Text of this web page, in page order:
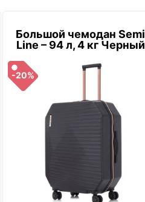
Большой чемодан Semi
Line – 94 л, 4 кг Черный
-20%